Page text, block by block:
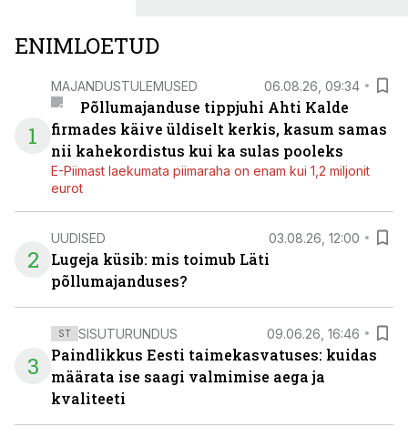
ENIMLOETUD
1
MAJANDUSTULEMUSED 06.08.26, 09:34
Põllumajanduse tippjuhi Ahti Kalde
firmades käive üldiselt kerkis, kasum samas
nii kahekordistus kui ka sulas pooleks
E-Piimast laekumata piimaraha on enam kui 1,2 miljonit
eurot
2
UUDISED 03.08.26, 12:00
Lugeja küsib: mis toimub Läti
põllumajanduses?
3
ST SISUTURUNDUS 09.06.26, 16:46
Paindlikkus Eesti taimekasvatuses: kuidas
määrata ise saagi valmimise aega ja
kvaliteeti